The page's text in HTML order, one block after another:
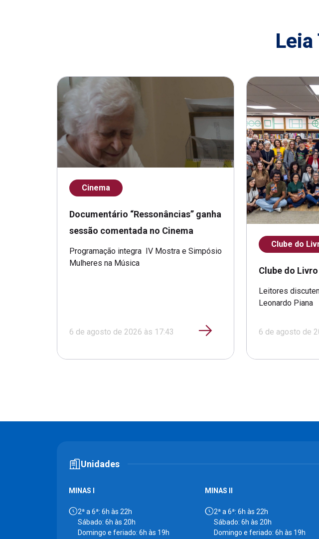
Leia
Cinema
Documentário “Ressonâncias” ganha
sessão comentada no Cinema
Programação integra IV Mostra e Simpósio
Mulheres na Música
6 de agosto de 2026 às 17:43
Clube do
Clube do
Leitores
Leonardo Piana
6 de agosto de
Unidades
MINAS I
2ª a 6ª: 6h às 22h
Sábado: 6h às 20h
Domingo e feriado: 6h às 19h
MINAS II
2ª a 6ª: 6h às 22h
Sábado: 6h às 20h
Domingo e feriado: 6h às 19h